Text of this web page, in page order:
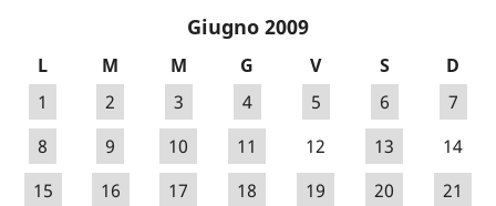
Giugno 2009
L M M G V S
D
1
2 3 4 5 6
7
8
9 10 11 12 13
14
15
16 17 18 19 20
21